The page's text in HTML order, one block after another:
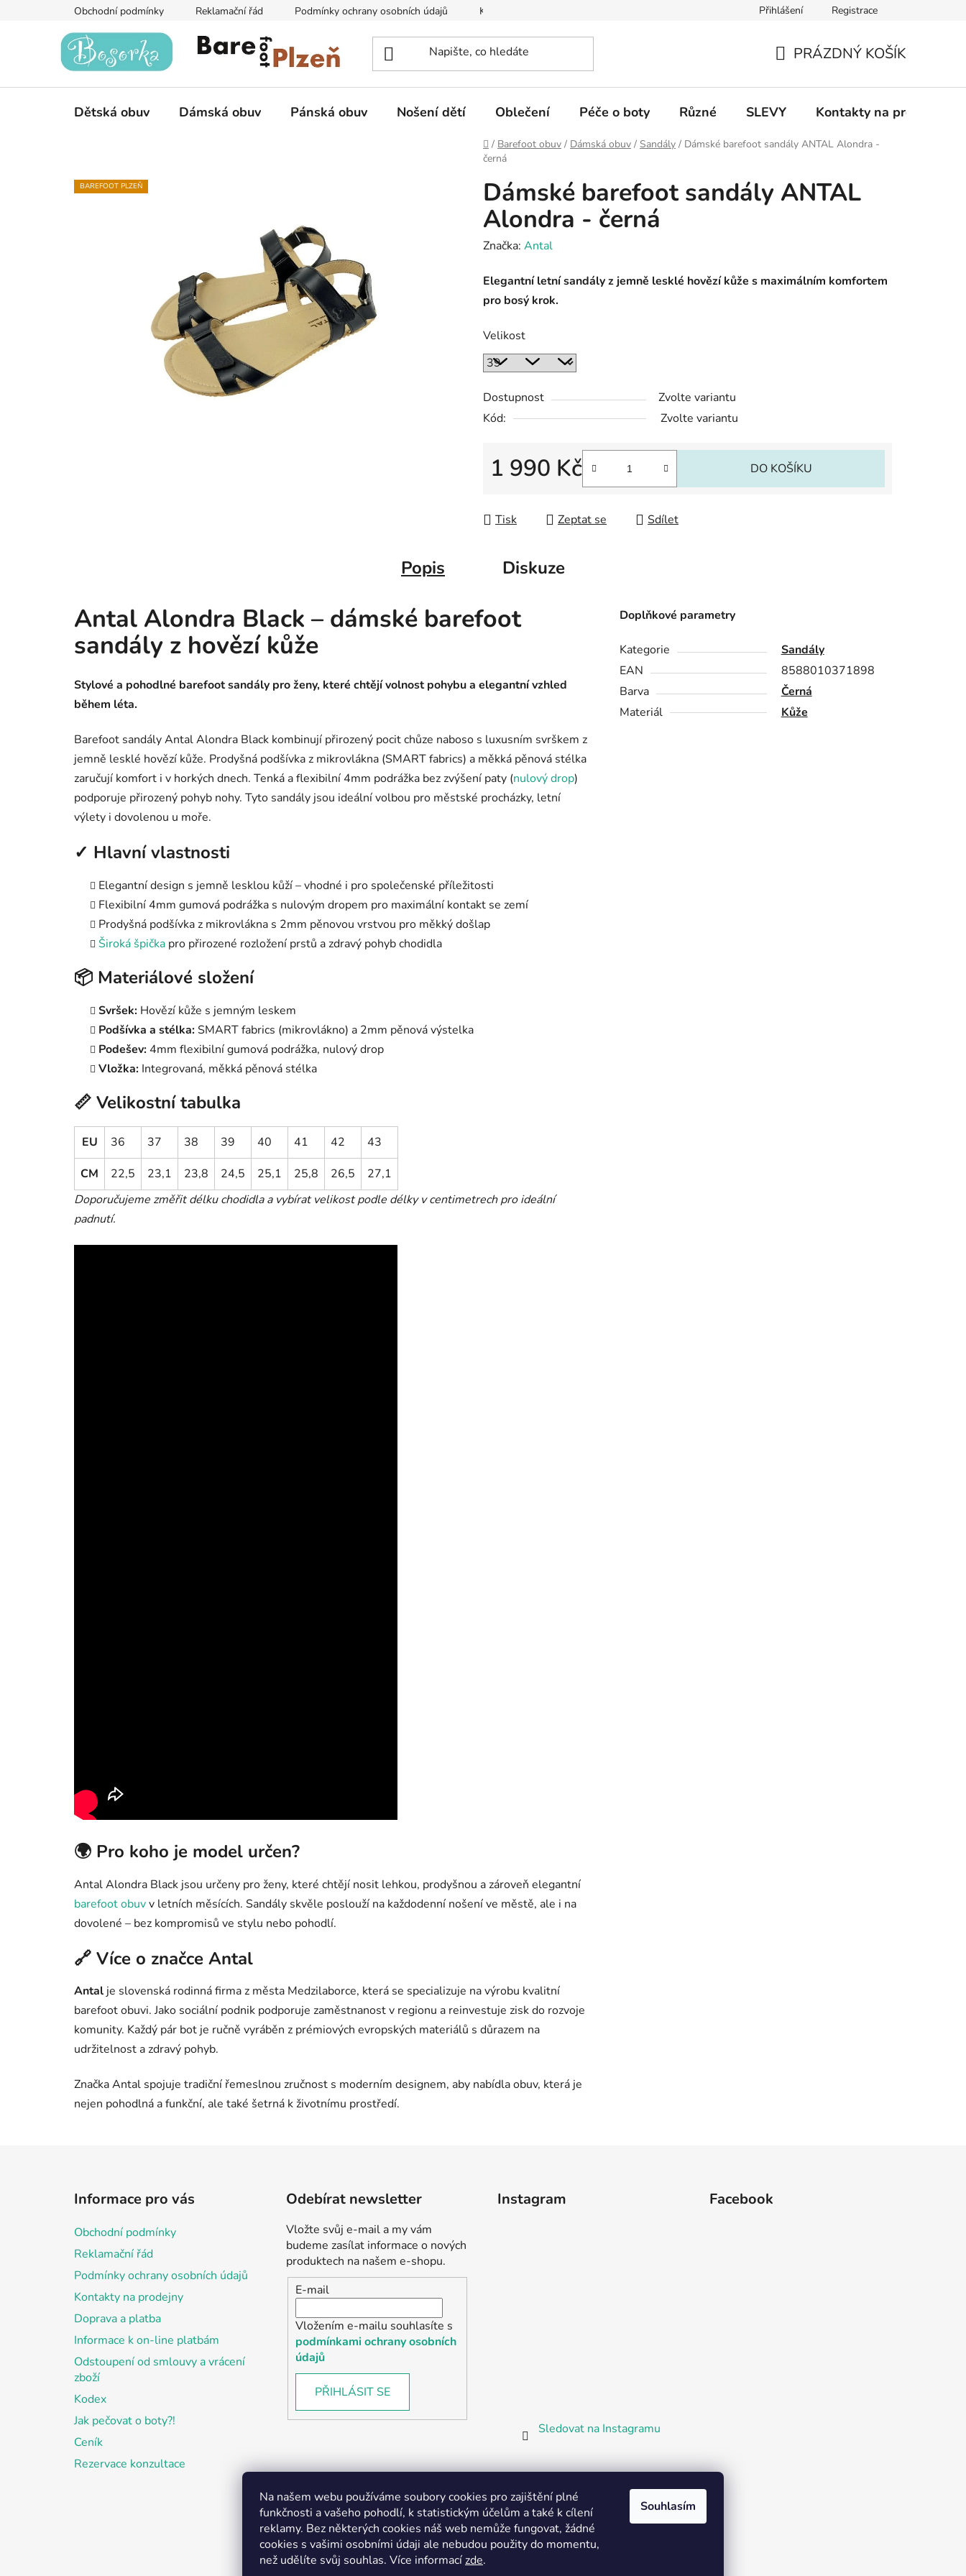
Na našem webu používáme soubory cookies pro zajištění plné
funkčnosti a vašeho pohodlí, k statistickým účelům a také k cílení
reklamy. Bez některých cookies náš web nemůže fungovat, žádné
cookies s vašimi osobními údaji ale nebudou použity do momentu,
než udělíte svůj souhlas. Více informacízde.
Souhlasím
Obchodní podmínky Reklamační řád Podmínky ochrany osobních údajů Kontakty na prodejny Informace k on-line platbám Odstoupení od
Přihlášení Registrace
KOŠÍK
PRÁZDNÝ KOŠÍK
Dětská obuv Dámská obuv Pánská obuv Nošení dětí Oblečení Péče o boty Různé SLEVY Kontakty na prodejny
Domů
/ Barefoot obuv / Dámská obuv / Sandály / Dámské barefoot sandály ANTAL Alondra -
černá
Dámské barefoot sandály ANTAL
Alondra - černá
Značka: Antal
Elegantní letní sandály z jemně lesklé hovězí kůže s maximálním komfortem
pro bosý krok.
Velikost
Dostupnost
Zvolte variantu
Kód:
Zvolte variantu
1 990 Kč DO KOŠÍKU
Tisk Zeptat se Sdílet
BAREFOOT PLZEŇ
Popis Diskuze
Antal Alondra Black – dámské barefoot
sandály z hovězí kůže
Stylové a pohodlné barefoot sandály pro ženy, které chtějí volnost pohybu a elegantní vzhled
během léta.
Barefoot sandály Antal Alondra Black kombinují přirozený pocit chůze naboso s luxusním svrškem z
jemně lesklé hovězí kůže. Prodyšná podšívka z mikrovlákna (SMART fabrics) a měkká pěnová stélka
zaručují komfort i v horkých dnech. Tenká a flexibilní 4mm podrážka bez zvýšení paty (nulový drop)
podporuje přirozený pohyb nohy. Tyto sandály jsou ideální volbou pro městské procházky, letní
výlety i dovolenou u moře.
✓ Hlavní vlastnosti
Elegantní design s jemně lesklou kůží – vhodné i pro společenské příležitosti
Flexibilní 4mm gumová podrážka s nulovým dropem pro maximální kontakt se zemí
Prodyšná podšívka z mikrovlákna s 2mm pěnovou vrstvou pro měkký došlap
Široká špička pro přirozené rozložení prstů a zdravý pohyb chodidla
📦 Materiálové složení
Svršek: Hovězí kůže s jemným leskem
Podšívka a stélka:SMART fabrics (mikrovlákno) a 2mm pěnová výstelka
Podešev: 4mm flexibilní gumová podrážka, nulový drop
Vložka: Integrovaná, měkká pěnová stélka
📏 Velikostní tabulka
EU 36 37 38 39 40 41 42
43
CM
22,5 23,1 23,8 24,5 25,1 25,8 26,5
27,1
Doporučujeme změřit délku chodidla a vybírat velikost podle délky v centimetrech pro ideální
padnutí.
🌍 Pro koho je model určen?
Antal Alondra Black jsou určeny pro ženy, které chtějí nosit lehkou, prodyšnou a zároveň elegantní
barefoot obuvv letních měsících. Sandály skvěle poslouží na každodenní nošení ve městě, ale i na
dovolené – bez kompromisů ve stylu nebo pohodlí.
🔗 Více o značce Antal
Antalje slovenská rodinná firma z města Medzilaborce, která se specializuje na výrobu kvalitní
barefoot obuvi. Jako sociální podnik podporuje zaměstnanost v regionu a reinvestuje zisk do rozvoje
komunity. Každý pár bot je ručně vyráběn z prémiových evropských materiálů s důrazem na
udržitelnost a zdravý pohyb.
Značka Antal spojuje tradiční řemeslnou zručnost s moderním designem, aby nabídla obuv, která je
nejen pohodlná a funkční, ale také šetrná k životnímu prostředí.
Doplňkové parametry
Kategorie
Sandály
EAN
8588010371898
Barva
Černá
Materiál
Kůže
Informace pro vás
Obchodní podmínky
Reklamační řád
Podmínky ochrany osobních údajů
Kontakty na prodejny
Doprava a platba
Informace k on-line platbám
Odstoupení od smlouvy a vrácení
zboží
Kodex
Jak pečovat o boty?!
Ceník
Rezervace konzultace
Odebírat newsletter
Vložte svůj e-mail a my vám
budeme zasílat informace o nových
produktech na našem e-shopu.
E-mail
Vložením e-mailu souhlasíte s
podmínkami ochrany osobních
údajů
PŘIHLÁSIT SE
Instagram
Sledovat na Instagramu
Facebook
Partnerská prodejna Barefoot Plzeň